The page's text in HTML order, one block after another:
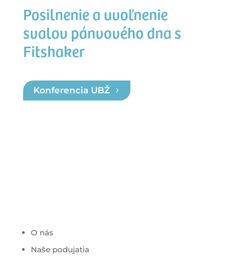
Posilnenie a uvoľnenie
svalov pánvového dna s
Fitshaker
Konferencia UBŽ
O nás
Naše podujatia